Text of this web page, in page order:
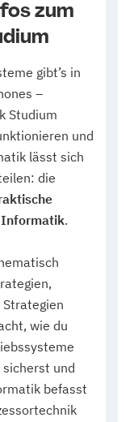
zum
gibt’s in
–
Studium
und
lässt sich
die
.
wie du
und
befasst